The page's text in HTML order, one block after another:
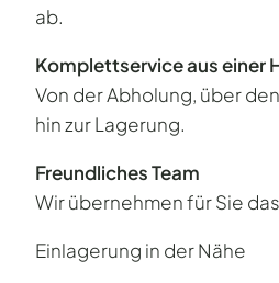
ab.
Komplettservice aus einer
Von der Abholung, über
hin zur Lagerung.
Freundliches Team
Wir übernehmen für Sie
Einlagerung in der Nähe